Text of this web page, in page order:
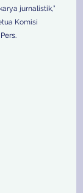
jurnalistik,”
Komisi